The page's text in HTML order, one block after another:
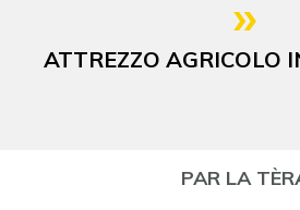
ATTREZZO AGRICOLO
PAR LA